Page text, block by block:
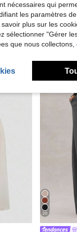
hiver, élégant, tenue de bureau pour enseignante #5 BEST-
17,32€
20
nécessaires qui
les paramètres
plus sur les
sélectionner "Gérer
que nous collectons,